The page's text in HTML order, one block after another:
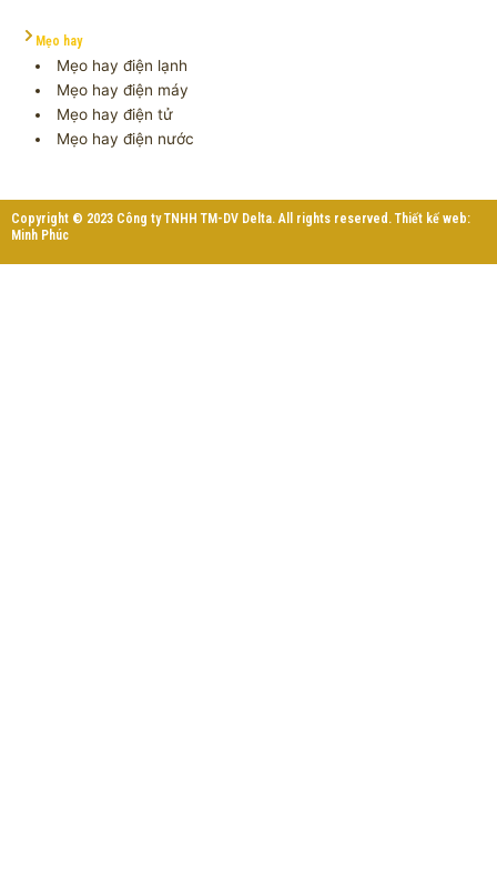
Mẹo hay
Mẹo hay điện lạnh
Mẹo hay điện máy
Mẹo hay điện tử
Mẹo hay điện nước
Copyright © 2023 Công ty TNHH TM-DV Delta. All rights reserved. Thiết kế web:
Minh Phúc